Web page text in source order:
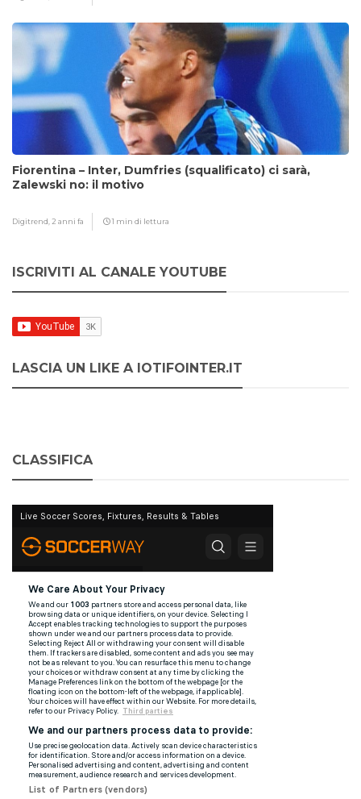
Fiorentina – Inter, Dumfries (squalificato) ci sarà,
Zalewski no: il motivo
Digitrend, 2 anni fa 1 min di lettura
ISCRIVITI AL CANALE YOUTUBE
LASCIA UN LIKE A IOTIFOINTER.IT
CLASSIFICA